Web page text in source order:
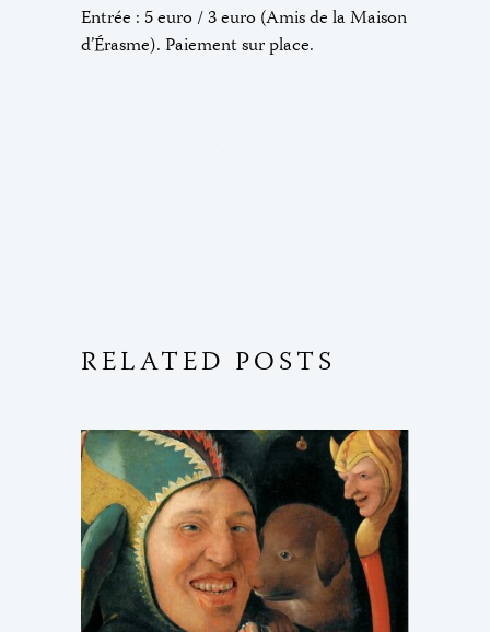
Entrée : 5 euro / 3 euro (Amis de la Maison
d’Érasme). Paiement sur place.
RELATED POSTS